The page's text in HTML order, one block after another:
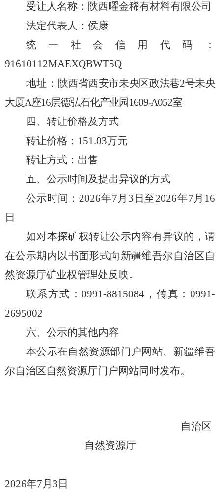
受让人名称：陕西曜金稀有材料有限公司
法定代表人： 侯康
统一社会信用代码：
91610112MAEXQBWT5Q
地址 ： 陕西省西安市未央区政法巷2号未央
大厦A座16层德弘石化产业园1609-A052室
四、转让价格及方式
转让价格： 151.03万元
转让方式： 出售
五、公示时间及提出异议的方式
公示时间： 2026年7月3 日至2026年7月 16
日
如对本探矿权转让公示内容有异议的，请
在公示期内以书面形式向新疆维吾尔自治区自
然资源厅矿业权管理处反映。
联系方式：0991-8815084，传真：0991-
2695002
六、公示的其他内容
本公示在自然资源部门户网站、新疆维吾
尔自治区自然资源厅门户网站同时发布。
自治区
自然资源厅
2026年7月 3 日